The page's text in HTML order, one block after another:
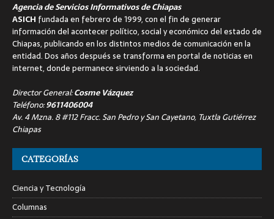
Agencia de Servicios Informativos de Chiapas
ASICH fundada en febrero de 1999, con el fin de generar
información del acontecer político, social y económico del estado de
Chiapas, publicando en los distintos medios de comunicación en la
entidad. Dos años después se transforma en portal de noticias en
internet, donde permanece sirviendo a la sociedad.
Director General:Cosme Vázquez
Teléfono:9611406004
Av. 4 Mzna. 8 #112 Fracc. San Pedro y San Cayetano, Tuxtla Gutiérrez
Chiapas
CATEGORÍAS
Ciencia y Tecnología
Columnas